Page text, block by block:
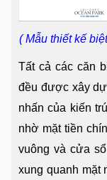
( Mẫu thiết kế
Tất cả các căn
đều được xây
nhấn của kiến
nhờ mặt tiền
vuông và cửa
xung quanh mặt